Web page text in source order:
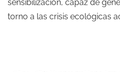
sensibilización, capaz de
torno a las crisis ecológicas